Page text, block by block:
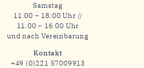
Samstag
11:00 – 18:00 Uhr //
11:00 – 16:00 Uhr
und nach Vereinbarung
Kontakt
+49 (0)221 57009913